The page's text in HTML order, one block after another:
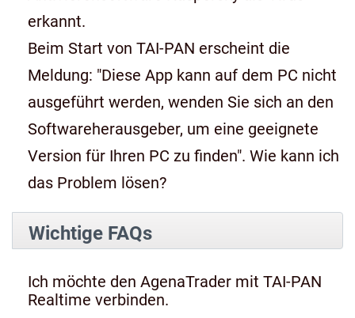
erkannt.
Beim Start von TAI-PAN erscheint die
Meldung: "Diese App kann auf dem PC nicht
ausgeführt werden, wenden Sie sich an den
Softwareherausgeber, um eine geeignete
Version für Ihren PC zu finden". Wie kann ich
das Problem lösen?
Wichtige FAQs
Ich möchte den AgenaTrader mit TAI-PAN
Realtime verbinden.